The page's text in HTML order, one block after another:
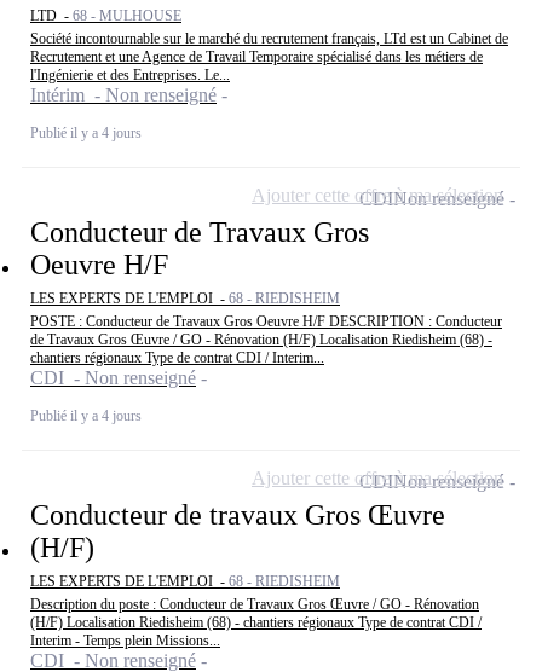
LTD - 68 - MULHOUSE
Société incontournable sur le marché du recrutement français, LTd est un Cabinet de
Recrutement et une Agence de Travail Temporaire spécialisé dans les métiers de
l'Ingénierie et des Entreprises. Le...
Intérim - Non renseigné
Publié il y a 4 jours
Conducteur de Travaux Gros
Oeuvre H/F
LES EXPERTS DE L'EMPLOI - 68 - RIEDISHEIM
POSTE : Conducteur de Travaux Gros Oeuvre H/F DESCRIPTION : Conducteur
de Travaux Gros Œuvre / GO - Rénovation (H/F) Localisation Riedisheim (68) -
chantiers régionaux Type de contrat CDI / Interim...
CDI - Non renseigné
Publié il y a 4 jours
CDINon renseigné
Ajouter cette offre à ma sélection
Conducteur de travaux Gros Œuvre
(H/F)
LES EXPERTS DE L'EMPLOI - 68 - RIEDISHEIM
Description du poste : Conducteur de Travaux Gros Œuvre / GO - Rénovation
(H/F) Localisation Riedisheim (68) - chantiers régionaux Type de contrat CDI /
Interim - Temps plein Missions...
CDI - Non renseigné
CDINon renseigné
Ajouter cette offre à ma sélection